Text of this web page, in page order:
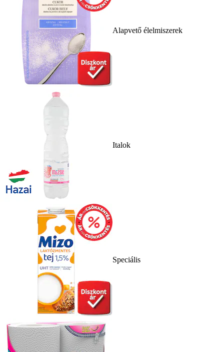
Alapvető élelmiszerek
Italok
Speciális